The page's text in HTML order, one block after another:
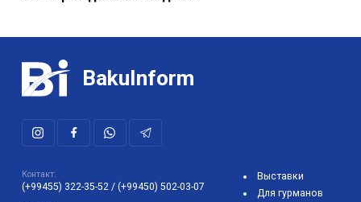
BakuInform
Контакт:
(+99455) 322-35-52 / (+99450) 502-03-07
Выставки
Для гурманов